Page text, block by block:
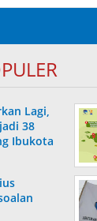
Lagi,
38
Ibukota